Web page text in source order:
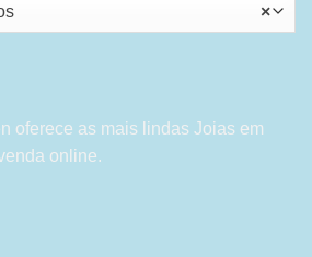
×
oferece as mais lindas Joias em
online.